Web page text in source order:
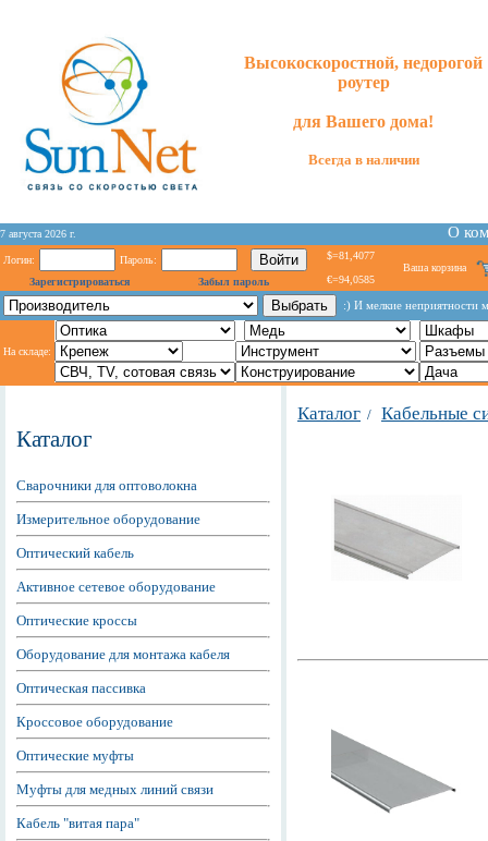
Высокоскоростной, недорогой
роутер
дляВашего дома!
Всегда в наличии
7 августа 2026 г. О
Логин:
Пароль:
Зарегистрироваться
Забыл пароль
$=81,4077
€=94,0585
Ваша корзина
:) И мелкие неприятности
На складе:
Каталог
Сварочники для оптоволокна
Измерительное оборудование
Оптический кабель
Активное сетевое оборудование
Оптические кроссы
Оборудование для монтажа кабеля
Оптическая пассивка
Кроссовое оборудование
Оптические муфты
Муфты для медных линий связи
Кабель "витая пара"
Каталог / Кабельные